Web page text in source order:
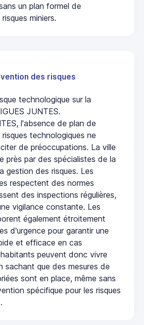
un plan formel de
miniers.
des risques
technologique sur la
JUNTES.
l'absence de plan de
technologiques ne
de préoccupations. La ville
près par des spécialistes de la
gestion des risques. Les
respectent des normes
des inspections régulières,
vigilance constante. Les
également étroitement
d'urgence pour garantir une
et efficace en cas
peuvent donc vivre
sachant que des mesures de
sont en place, même sans
spécifique pour les risques